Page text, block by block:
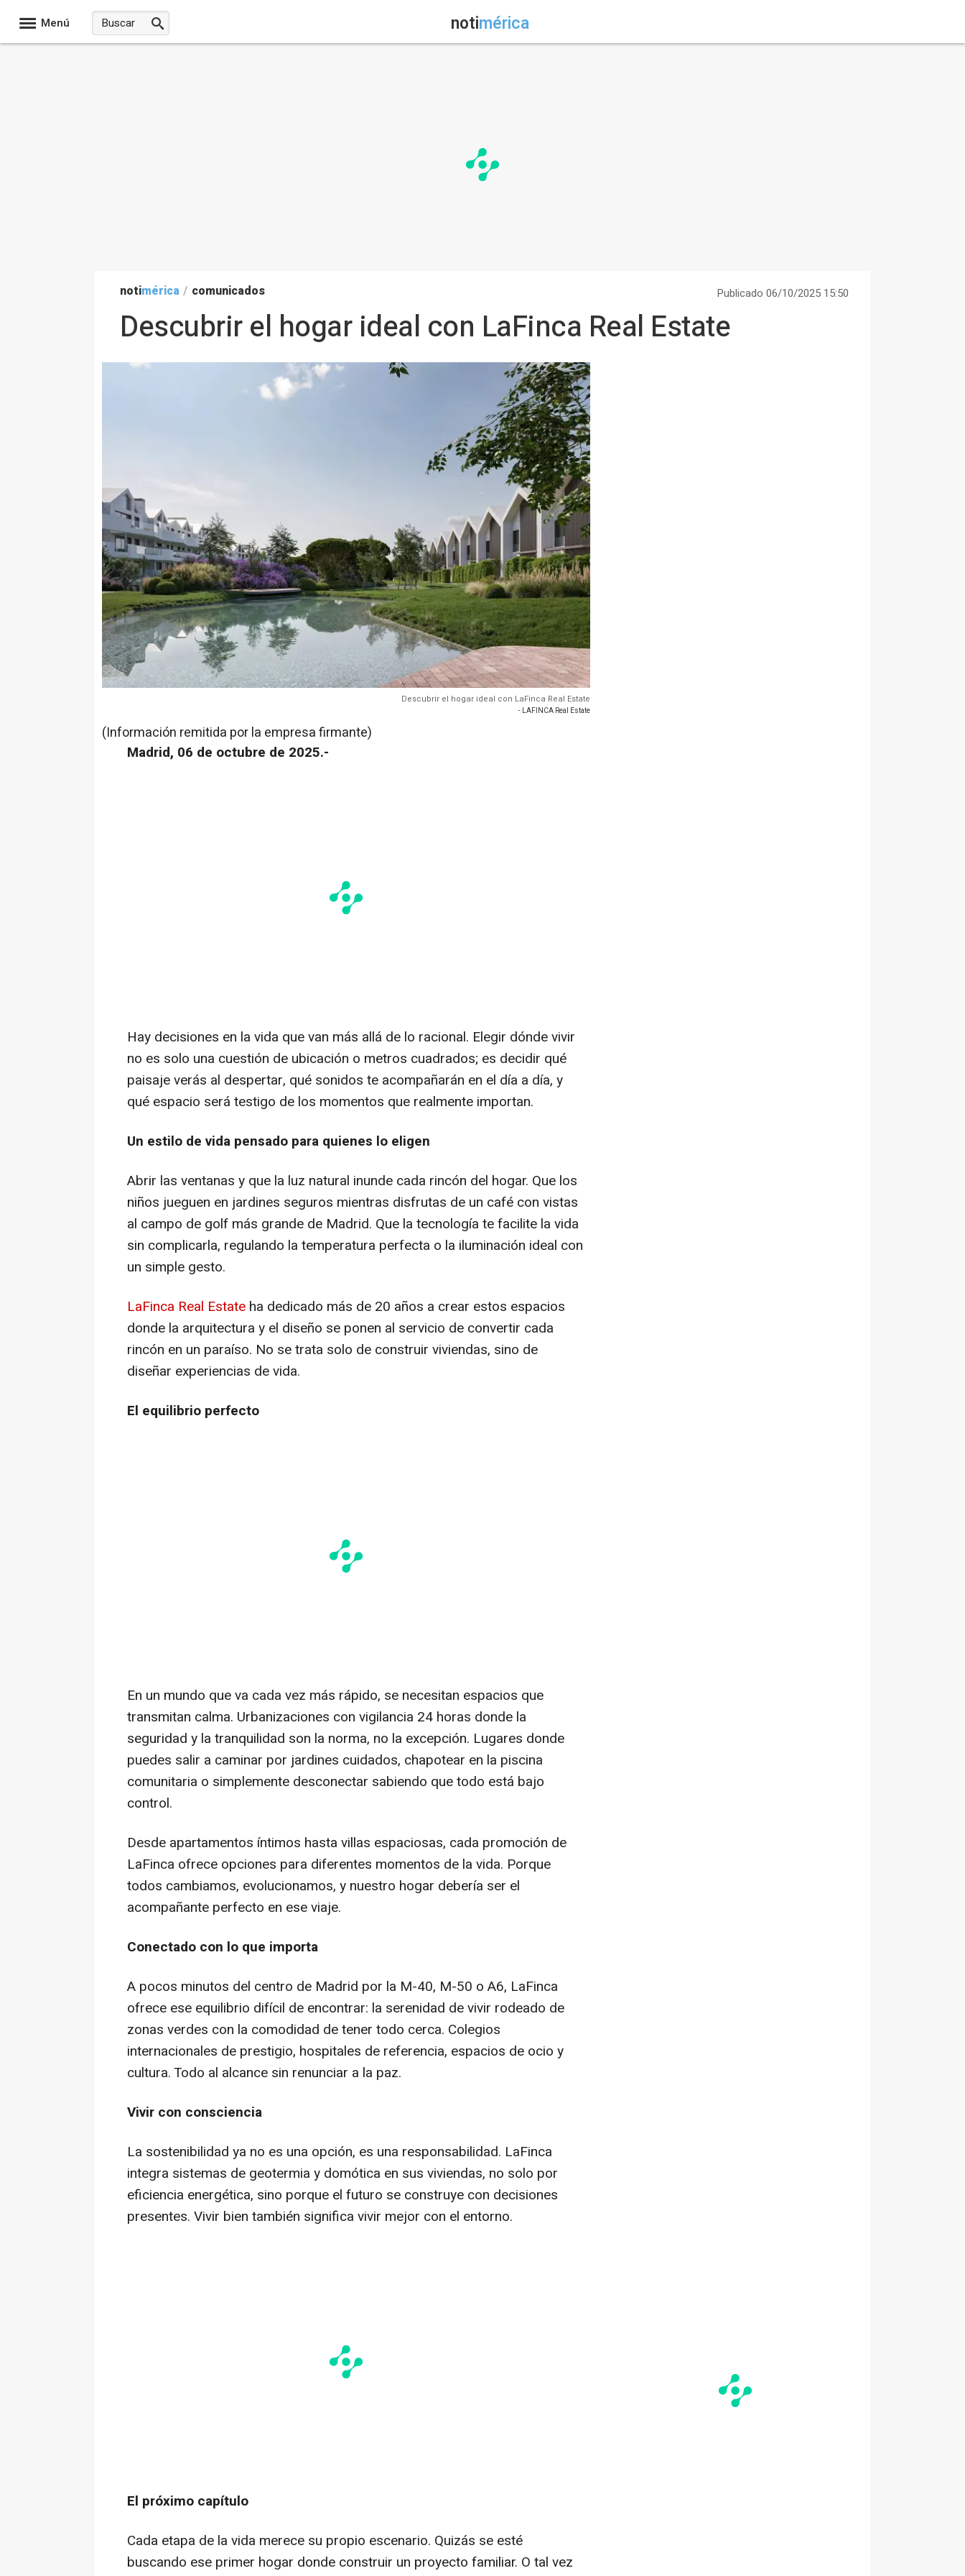
Menú notimérica
notimérica / comunicados Publicado 06/10/2025 15:50
Descubrir el hogar ideal con LaFinca Real Estate
Descubrir el hogar ideal con LaFinca Real Estate
- LAFINCA Real Estate
(Información remitida por la empresa firmante)
Madrid, 06 de octubre de 2025.-
Hay decisiones en la vida que van más allá de lo racional. Elegir dónde vivir
no es solo una cuestión de ubicación o metros cuadrados; es decidir qué
paisaje verás al despertar, qué sonidos te acompañarán en el día a día, y
qué espacio será testigo de los momentos que realmente importan.
Un estilo de vida pensado para quienes lo eligen
Abrir las ventanas y que la luz natural inunde cada rincón del hogar. Que los
niños jueguen en jardines seguros mientras disfrutas de un café con vistas
al campo de golf más grande de Madrid. Que la tecnología te facilite la vida
sin complicarla, regulando la temperatura perfecta o la iluminación ideal con
un simple gesto.
LaFinca Real Estate ha dedicado más de 20 años a crear estos espacios
donde la arquitectura y el diseño se ponen al servicio de convertir cada
rincón en un paraíso. No se trata solo de construir viviendas, sino de
diseñar experiencias de vida.
El equilibrio perfecto
En un mundo que va cada vez más rápido, se necesitan espacios que
transmitan calma. Urbanizaciones con vigilancia 24 horas donde la
seguridad y la tranquilidad son la norma, no la excepción. Lugares donde
puedes salir a caminar por jardines cuidados, chapotear en la piscina
comunitaria o simplemente desconectar sabiendo que todo está bajo
control.
Desde apartamentos íntimos hasta villas espaciosas, cada promoción de
LaFinca ofrece opciones para diferentes momentos de la vida. Porque
todos cambiamos, evolucionamos, y nuestro hogar debería ser el
acompañante perfecto en ese viaje.
Conectado con lo que importa
A pocos minutos del centro de Madrid por la M-40, M-50 o A6, LaFinca
ofrece ese equilibrio difícil de encontrar: la serenidad de vivir rodeado de
zonas verdes con la comodidad de tener todo cerca. Colegios
internacionales de prestigio, hospitales de referencia, espacios de ocio y
cultura. Todo al alcance sin renunciar a la paz.
Vivir con consciencia
La sostenibilidad ya no es una opción, es una responsabilidad. LaFinca
integra sistemas de geotermia y domótica en sus viviendas, no solo por
eficiencia energética, sino porque el futuro se construye con decisiones
presentes. Vivir bien también significa vivir mejor con el entorno.
El próximo capítulo
Cada etapa de la vida merece su propio escenario. Quizás se esté
buscando ese primer hogar donde construir un proyecto familiar. O tal vez